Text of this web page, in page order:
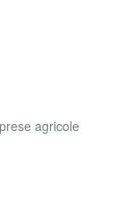
agricole